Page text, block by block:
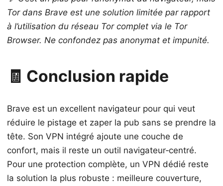
Tor dans Brave est une solution limitée par rapport
à l’utilisation du réseau Tor complet via le Tor
Browser. Ne confondez pas anonymat et impunité.
🧾 Conclusion rapide
Brave est un excellent navigateur pour qui veut
réduire le pistage et zaper la pub sans se prendre la
tête. Son VPN intégré ajoute une couche de
confort, mais il reste un outil navigateur‑centré.
Pour une protection complète, un VPN dédié reste
la solution la plus robuste : meilleure couverture,